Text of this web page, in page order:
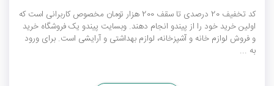
کد تخفیف 20 درصدی تا سقف 200 هزار تومان مخصوص کاربرانی است که
اولین خرید خود را از پیندو انجام دهند. وبسایت پیندو یک فروشگاه خرید
و فروش لوازم خانه و آشپزخانه، لوازم بهداشتی و آرایشی است. برای ورود
به ...